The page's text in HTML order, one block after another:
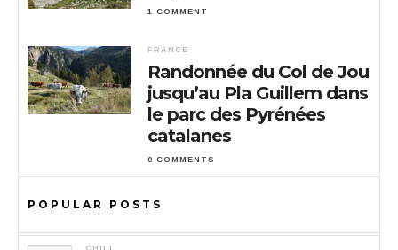
1 COMMENT
FRANCE
Randonnée du Col de Jou
jusqu’au Pla Guillem dans
le parc des Pyrénées
catalanes
0 COMMENTS
POPULAR POSTS